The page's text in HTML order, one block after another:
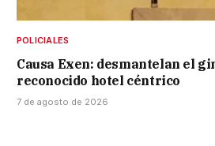
POLICIALES
Causa Exen: desmantelan el
reconocido hotel céntrico
7 de agosto de 2026